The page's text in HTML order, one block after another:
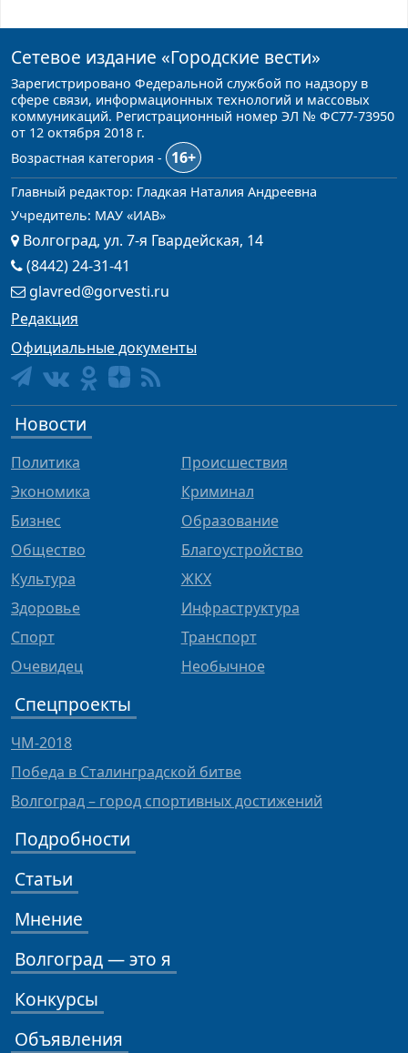
Сетевое издание «Городские вести»
Зарегистрировано Федеральной службой по надзору в
сфере связи, информационных технологий и массовых
коммуникаций. Регистрационный номер ЭЛ № ФС77-73950
от 12 октября 2018 г.
Возрастная категория -
16+
Главный редактор: Гладкая Наталия Андреевна
Учредитель: МАУ «ИАВ»
Волгоград, ул. 7-я Гвардейская, 14
(8442) 24-31-41
glavred@gorvesti.ru
Редакция
Официальные документы
Новости
Политика
Экономика
Бизнес
Общество
Культура
Здоровье
Спорт
Очевидец
Происшествия
Криминал
Образование
Благоустройство
ЖКХ
Инфраструктура
Транспорт
Необычное
Спецпроекты
ЧМ-2018
Победа в Сталинградской битве
Волгоград – город спортивных достижений
Подробности
Статьи
Мнение
Волгоград — это я
Конкурсы
Объявления